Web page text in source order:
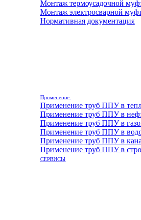
Монтаж термоусадочной
Монтаж электросварной
Нормативная документация
Применение
Применение труб ППУ в
Применение труб ППУ в
Применение труб ППУ в
Применение труб ППУ в
Применение труб ППУ в
Применение труб ППУ в
СЕРВИСЫ